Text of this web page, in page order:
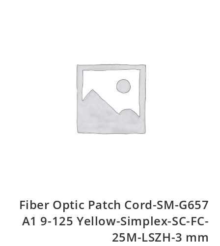
Fiber Optic Patch Cord-SM-G657
A1 9-125 Yellow-Simplex-SC-FC-
25M-LSZH-3 mm